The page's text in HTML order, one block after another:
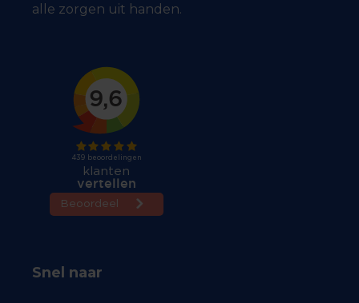
alle zorgen uit handen.
Snel naar